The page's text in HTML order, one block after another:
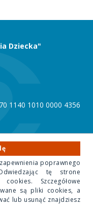
Dziecka"
1140 1010 0000 4356
Zdrowia Dziecka"
poprawnego
tę strone
Szczegółowe
są pliki cookies, a
lub usunąć znajdziesz